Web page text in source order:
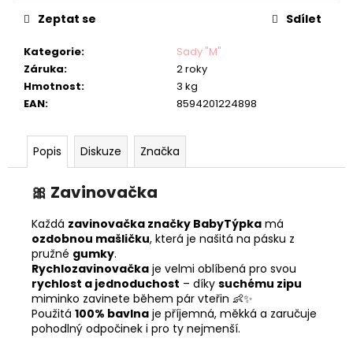
Kategorie:
Sady "M"
Záruka:
2 roky
Hmotnost:
3 kg
EAN: 8594201224898
Zeptat se Sdílet
Popis Diskuze Značka
🎀 Zavinovačka
Každá zavinovačka značky BabyTýpka má
ozdobnou mašličku, která je našitá na pásku z
pružné gumky.
Rychlozavinovačka je velmi oblíbená pro svou
rychlost a jednoduchost – díky suchému zipu
miminko zavinete během pár vteřin 👶✨
Použitá 100% bavlna je příjemná, měkká a zaručuje
pohodlný odpočinek i pro ty nejmenší.